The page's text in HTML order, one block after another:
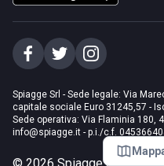
Spiagge Srl - Sede legale: Via
capitale sociale Euro 31245,57 -
Sede operativa: Via Flaminia 180,
info@spiagge.it - p.i./c.f.